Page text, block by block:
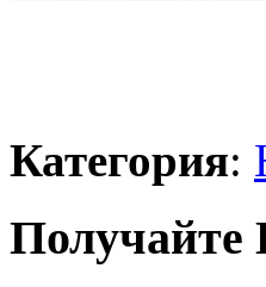
Категория: